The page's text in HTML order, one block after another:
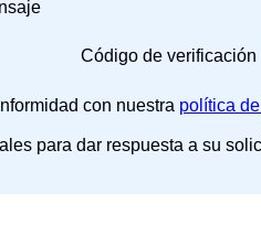
Código de verificación
con nuestra política
para dar respuesta a su